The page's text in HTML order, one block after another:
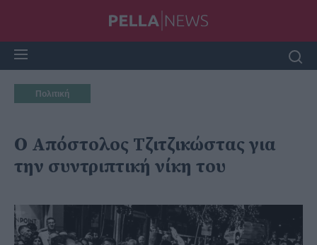
Πολιτική
Ο Απόστολος Τζιτζικώστας για
την συντριπτική νίκη του